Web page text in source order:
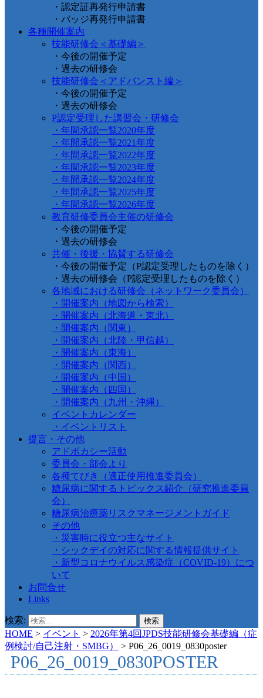
・認定証再発行申請書
・バッジ再発行申請書
各種開催案内
技能研修会＜基礎編＞
・今後の開催予定
・過去の研修会
技能研修会＜アドバンスト編＞
・今後の開催予定
・過去の研修会
P認定受理した講習会・研修会
・年間承認一覧2020年度
・年間承認一覧2021年度
・年間承認一覧2022年度
・年間承認一覧2023年度
・年間承認一覧2024年度
・年間承認一覧2025年度
・年間承認一覧2026年度
教育研修委員会主催の研修会
・今後の開催予定
・過去の研修会
共催・後援・協賛する研修会
・今後の開催予定（P認定受理したものを除く）
・過去の研修会（P認定受理したものを除く）
各地域における研修会（ネットワーク委員会）
・開催案内（地図から検索）
・開催案内（北海道・東北）
・開催案内（関東）
・開催案内（北陸・甲信越）
・開催案内（東海）
・開催案内（関西）
・開催案内（中国）
・開催案内（四国）
・開催案内（九州・沖縄）
イベントカレンダー
・イベントリスト
提言・その他
アドボカシー活動
委員会・部会より
各種てびき（適正使用推進委員会）
糖尿病に関するトピックス紹介（研究推進委員
会）
糖尿病治療薬リスクマネージメントガイド
その他
・災害時に役立つ主なサイト
・シックデイの対応に関する情報提供サイト
・新型コロナウイルス感染症（COVID-19）につ
いて
お問合せ
Links
検索:
HOME > イベント > 2026年第4回JPDS技能研修会基礎編（症
例検討/自己注射・SMBG）
> P06_26_0019_0830poster
P06_26_0019_0830POSTER